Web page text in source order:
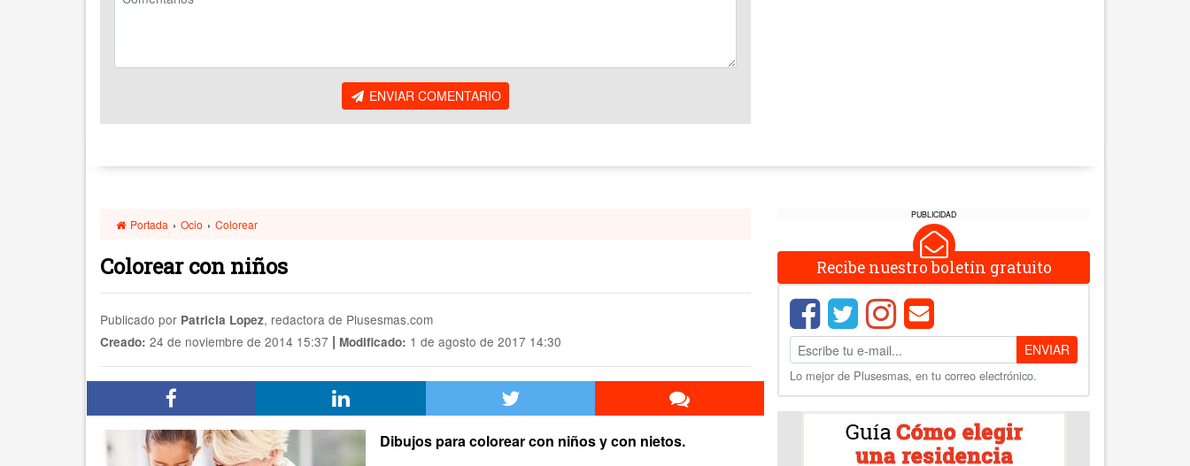
ENVIAR COMENTARIO
Portada › Ocio › Colorear
Colorear con niños
Publicado por Patricia Lopez, redactora de Plusesmas.com
Creado: 24 de noviembre de 2014 15:37 | Modificado: 1 de agosto de 2017 14:30
Dibujos para colorear con niños y con nietos.
PUBLICIDAD
Recibe nuestro boletín gratuito
ENVIAR
Lo mejor de Plusesmas, en tu correo electrónico.